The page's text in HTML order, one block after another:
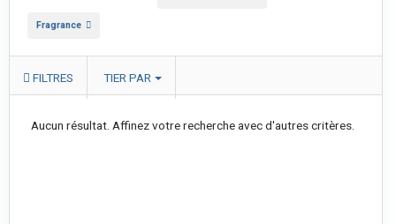
Fragrance
FILTRES TIER PAR
Aucun résultat. Affinez votre recherche avec d'autres critères.